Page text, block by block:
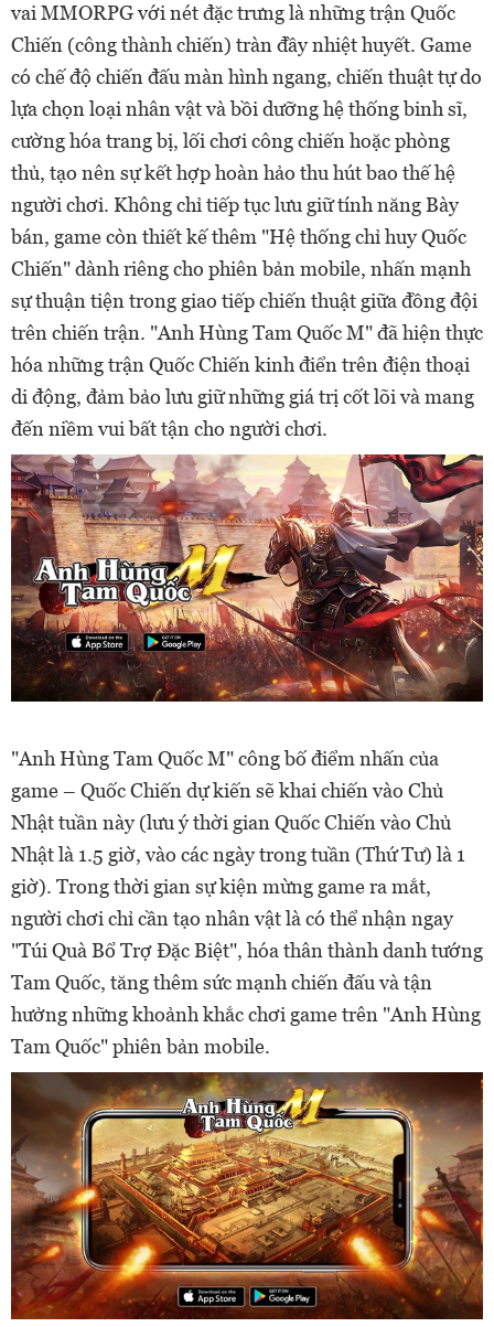
vai MMORPG với nét đặc trưng là những trận Quốc
Chiến (công thành chiến) tràn đầy nhiệt huyết. Game
có chế độ chiến đấu màn hình ngang, chiến thuật tự do
lựa chọn loại nhân vật và bồi dưỡng hệ thống binh sĩ,
cường hóa trang bị, lối chơi công chiến hoặc phòng
thủ, tạo nên sự kết hợp hoàn hảo thu hút bao thế hệ
người chơi. Không chỉ tiếp tục lưu giữ tính năng Bày
bán, game còn thiết kế thêm "Hệ thống chỉ huy Quốc
Chiến" dành riêng cho phiên bản mobile, nhấn mạnh
sự thuận tiện trong giao tiếp chiến thuật giữa đồng đội
trên chiến trận. "Anh Hùng Tam Quốc M" đã hiện thực
hóa những trận Quốc Chiến kinh điển trên điện thoại
di động, đảm bảo lưu giữ những giá trị cốt lõi và mang
đến niềm vui bất tận cho người chơi.
"Anh Hùng Tam Quốc M" công bố điểm nhấn của
game – Quốc Chiến dự kiến sẽ khai chiến vào Chủ
Nhật tuần này (lưu ý thời gian Quốc Chiến vào Chủ
Nhật là 1.5 giờ, vào các ngày trong tuần (Thứ Tư) là 1
giờ). Trong thời gian sự kiện mừng game ra mắt,
người chơi chỉ cần tạo nhân vật là có thể nhận ngay
"Túi Quà Bổ Trợ Đặc Biệt", hóa thân thành danh tướng
Tam Quốc, tăng thêm sức mạnh chiến đấu và tận
hưởng những khoảnh khắc chơi game trên "Anh Hùng
Tam Quốc" phiên bản mobile.